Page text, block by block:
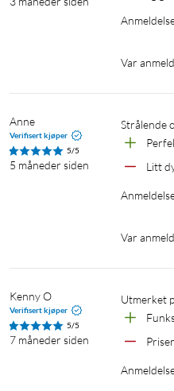
Var
Anne
Verifisert kjøper
5/5
5 måneder siden
Strålende
Litt
Var
Kenny O
Verifisert kjøper
5/5
7 måneder siden